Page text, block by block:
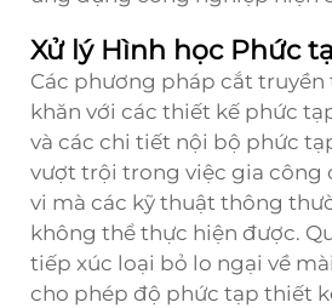
Xử lý Hình học Phức
Các phương pháp cắt
khăn với các thiết kế phức
và các chi tiết nội bộ phức
vượt trội trong việc gia công
vi mà các kỹ thuật thông
không thể thực hiện được.
tiếp xúc loại bỏ lo ngại về
cho phép độ phức tạp thiết